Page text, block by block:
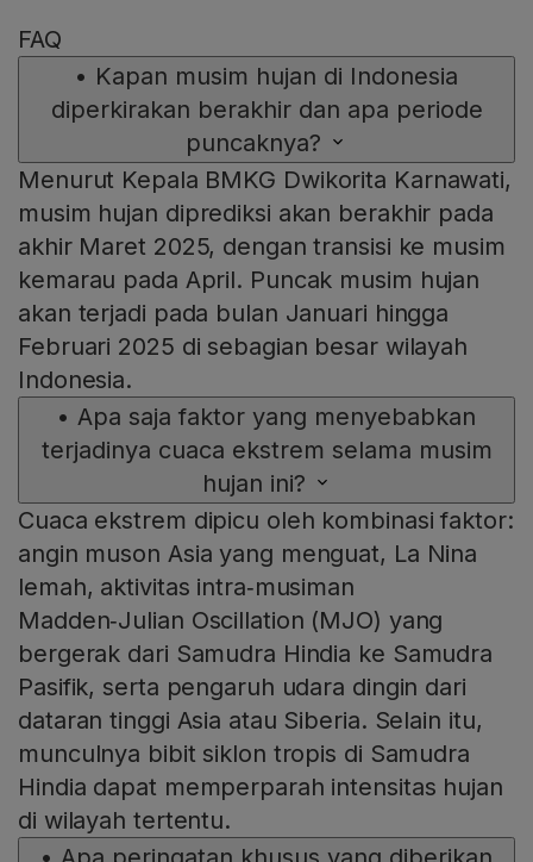
FAQ
• Kapan musim hujan di Indonesia
diperkirakan berakhir dan apa periode
puncaknya?
Menurut Kepala BMKG Dwikorita Karnawati,
musim hujan diprediksi akan berakhir pada
akhir Maret 2025, dengan transisi ke musim
kemarau pada April. Puncak musim hujan
akan terjadi pada bulan Januari hingga
Februari 2025 di sebagian besar wilayah
Indonesia.
• Apa saja faktor yang menyebabkan
terjadinya cuaca ekstrem selama musim
hujan ini?
Cuaca ekstrem dipicu oleh kombinasi faktor:
angin muson Asia yang menguat, La Nina
lemah, aktivitas intra‑musiman
Madden‑Julian Oscillation (MJO) yang
bergerak dari Samudra Hindia ke Samudra
Pasifik, serta pengaruh udara dingin dari
dataran tinggi Asia atau Siberia. Selain itu,
munculnya bibit siklon tropis di Samudra
Hindia dapat memperparah intensitas hujan
di wilayah tertentu.